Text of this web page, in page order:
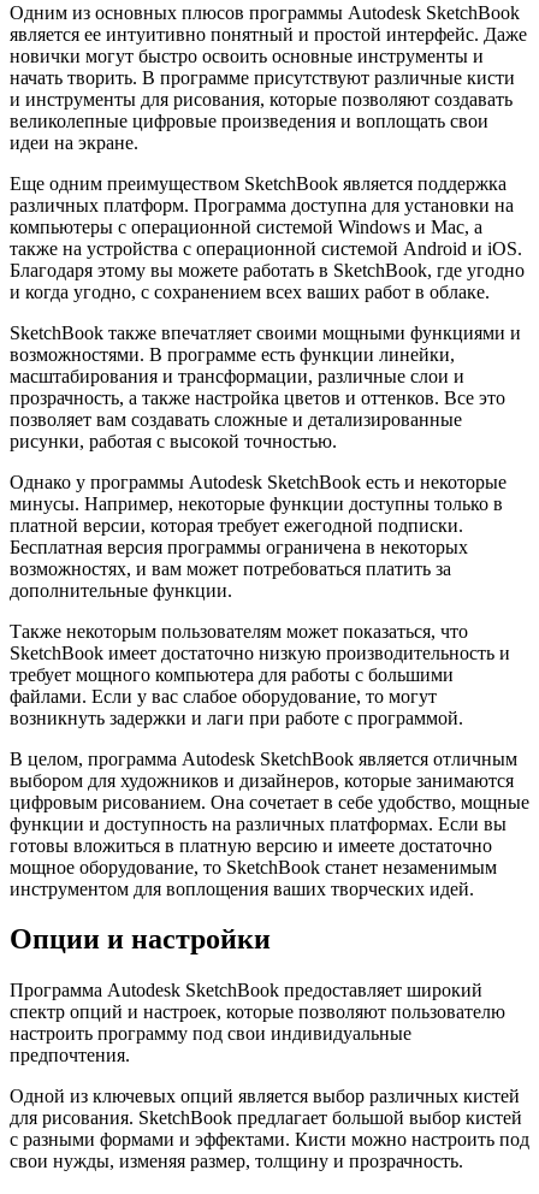
Одним из основных плюсов программы Autodesk SketchBook
является ее интуитивно понятный и простой интерфейс. Даже
новички могут быстро освоить основные инструменты и
начать творить. В программе присутствуют различные кисти
и инструменты для рисования, которые позволяют создавать
великолепные цифровые произведения и воплощать свои
идеи на экране.
Еще одним преимуществом SketchBook является поддержка
различных платформ. Программа доступна для установки на
компьютеры с операционной системой Windows и Mac, а
также на устройства с операционной системой Android и iOS.
Благодаря этому вы можете работать в SketchBook, где угодно
и когда угодно, с сохранением всех ваших работ в облаке.
SketchBook также впечатляет своими мощными функциями и
возможностями. В программе есть функции линейки,
масштабирования и трансформации, различные слои и
прозрачность, а также настройка цветов и оттенков. Все это
позволяет вам создавать сложные и детализированные
рисунки, работая с высокой точностью.
Однако у программы Autodesk SketchBook есть и некоторые
минусы. Например, некоторые функции доступны только в
платной версии, которая требует ежегодной подписки.
Бесплатная версия программы ограничена в некоторых
возможностях, и вам может потребоваться платить за
дополнительные функции.
Также некоторым пользователям может показаться, что
SketchBook имеет достаточно низкую производительность и
требует мощного компьютера для работы с большими
файлами. Если у вас слабое оборудование, то могут
возникнуть задержки и лаги при работе с программой.
В целом, программа Autodesk SketchBook является отличным
выбором для художников и дизайнеров, которые занимаются
цифровым рисованием. Она сочетает в себе удобство, мощные
функции и доступность на различных платформах. Если вы
готовы вложиться в платную версию и имеете достаточно
мощное оборудование, то SketchBook станет незаменимым
инструментом для воплощения ваших творческих идей.
Опции и настройки
Программа Autodesk SketchBook предоставляет широкий
спектр опций и настроек, которые позволяют пользователю
настроить программу под свои индивидуальные
предпочтения.
Одной из ключевых опций является выбор различных кистей
для рисования. SketchBook предлагает большой выбор кистей
с разными формами и эффектами. Кисти можно настроить под
свои нужды, изменяя размер, толщину и прозрачность.